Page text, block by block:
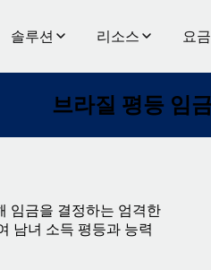
솔루션 리소스 요금
브라질 평등 임
임금을 결정하는 엄격한
남녀 소득 평등과 능력